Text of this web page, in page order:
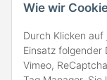
Wie wir
Durch Klicken auf
Einsatz folgender
Vimeo,